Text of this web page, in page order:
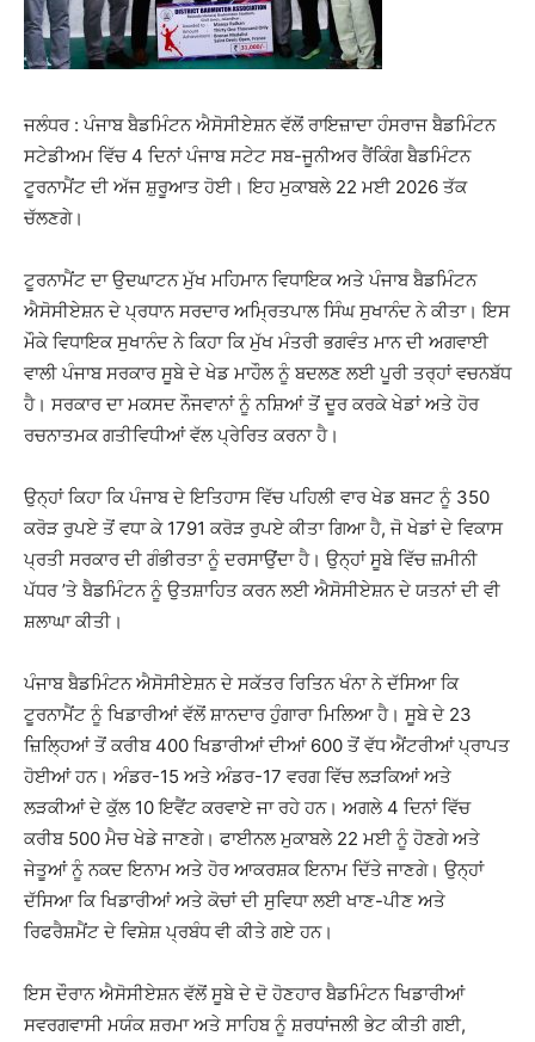
ਜਲੰਧਰ : ਪੰਜਾਬ ਬੈਡਮਿੰਟਨ ਐਸੋਸੀਏਸ਼ਨ ਵੱਲੋਂ ਰਾਇਜ਼ਾਦਾ ਹੰਸਰਾਜ ਬੈਡਮਿੰਟਨ
ਸਟੇਡੀਅਮ ਵਿੱਚ 4 ਦਿਨਾਂ ਪੰਜਾਬ ਸਟੇਟ ਸਬ-ਜੂਨੀਅਰ ਰੈਂਕਿੰਗ ਬੈਡਮਿੰਟਨ
ਟੂਰਨਾਮੈਂਟ ਦੀ ਅੱਜ ਸ਼ੁਰੂਆਤ ਹੋਈ। ਇਹ ਮੁਕਾਬਲੇ 22 ਮਈ 2026 ਤੱਕ
ਚੱਲਣਗੇ।
ਟੂਰਨਾਮੈਂਟ ਦਾ ਉਦਘਾਟਨ ਮੁੱਖ ਮਹਿਮਾਨ ਵਿਧਾਇਕ ਅਤੇ ਪੰਜਾਬ ਬੈਡਮਿੰਟਨ
ਐਸੋਸੀਏਸ਼ਨ ਦੇ ਪ੍ਰਧਾਨ ਸਰਦਾਰ ਅਮ੍ਰਿਤਪਾਲ ਸਿੰਘ ਸੁਖਾਨੰਦ ਨੇ ਕੀਤਾ। ਇਸ
ਮੌਕੇ ਵਿਧਾਇਕ ਸੁਖਾਨੰਦ ਨੇ ਕਿਹਾ ਕਿ ਮੁੱਖ ਮੰਤਰੀ ਭਗਵੰਤ ਮਾਨ ਦੀ ਅਗਵਾਈ
ਵਾਲੀ ਪੰਜਾਬ ਸਰਕਾਰ ਸੂਬੇ ਦੇ ਖੇਡ ਮਾਹੌਲ ਨੂੰ ਬਦਲਣ ਲਈ ਪੂਰੀ ਤਰ੍ਹਾਂ ਵਚਨਬੱਧ
ਹੈ। ਸਰਕਾਰ ਦਾ ਮਕਸਦ ਨੌਜਵਾਨਾਂ ਨੂੰ ਨਸ਼ਿਆਂ ਤੋਂ ਦੂਰ ਕਰਕੇ ਖੇਡਾਂ ਅਤੇ ਹੋਰ
ਰਚਨਾਤਮਕ ਗਤੀਵਿਧੀਆਂ ਵੱਲ ਪ੍ਰੇਰਿਤ ਕਰਨਾ ਹੈ।
ਉਨ੍ਹਾਂ ਕਿਹਾ ਕਿ ਪੰਜਾਬ ਦੇ ਇਤਿਹਾਸ ਵਿੱਚ ਪਹਿਲੀ ਵਾਰ ਖੇਡ ਬਜਟ ਨੂੰ 350
ਕਰੋੜ ਰੁਪਏ ਤੋਂ ਵਧਾ ਕੇ 1791 ਕਰੋੜ ਰੁਪਏ ਕੀਤਾ ਗਿਆ ਹੈ, ਜੋ ਖੇਡਾਂ ਦੇ ਵਿਕਾਸ
ਪ੍ਰਤੀ ਸਰਕਾਰ ਦੀ ਗੰਭੀਰਤਾ ਨੂੰ ਦਰਸਾਉਂਦਾ ਹੈ। ਉਨ੍ਹਾਂ ਸੂਬੇ ਵਿੱਚ ਜ਼ਮੀਨੀ
ਪੱਧਰ ’ਤੇ ਬੈਡਮਿੰਟਨ ਨੂੰ ਉਤਸ਼ਾਹਿਤ ਕਰਨ ਲਈ ਐਸੋਸੀਏਸ਼ਨ ਦੇ ਯਤਨਾਂ ਦੀ ਵੀ
ਸ਼ਲਾਘਾ ਕੀਤੀ।
ਪੰਜਾਬ ਬੈਡਮਿੰਟਨ ਐਸੋਸੀਏਸ਼ਨ ਦੇ ਸਕੱਤਰ ਰਿਤਿਨ ਖੰਨਾ ਨੇ ਦੱਸਿਆ ਕਿ
ਟੂਰਨਾਮੈਂਟ ਨੂੰ ਖਿਡਾਰੀਆਂ ਵੱਲੋਂ ਸ਼ਾਨਦਾਰ ਹੁੰਗਾਰਾ ਮਿਲਿਆ ਹੈ। ਸੂਬੇ ਦੇ 23
ਜ਼ਿਲ੍ਹਿਆਂ ਤੋਂ ਕਰੀਬ 400 ਖਿਡਾਰੀਆਂ ਦੀਆਂ 600 ਤੋਂ ਵੱਧ ਐਂਟਰੀਆਂ ਪ੍ਰਾਪਤ
ਹੋਈਆਂ ਹਨ। ਅੰਡਰ-15 ਅਤੇ ਅੰਡਰ-17 ਵਰਗ ਵਿੱਚ ਲੜਕਿਆਂ ਅਤੇ
ਲੜਕੀਆਂ ਦੇ ਕੁੱਲ 10 ਇਵੈਂਟ ਕਰਵਾਏ ਜਾ ਰਹੇ ਹਨ। ਅਗਲੇ 4 ਦਿਨਾਂ ਵਿੱਚ
ਕਰੀਬ 500 ਮੈਚ ਖੇਡੇ ਜਾਣਗੇ। ਫਾਈਨਲ ਮੁਕਾਬਲੇ 22 ਮਈ ਨੂੰ ਹੋਣਗੇ ਅਤੇ
ਜੇਤੂਆਂ ਨੂੰ ਨਕਦ ਇਨਾਮ ਅਤੇ ਹੋਰ ਆਕਰਸ਼ਕ ਇਨਾਮ ਦਿੱਤੇ ਜਾਣਗੇ। ਉਨ੍ਹਾਂ
ਦੱਸਿਆ ਕਿ ਖਿਡਾਰੀਆਂ ਅਤੇ ਕੋਚਾਂ ਦੀ ਸੁਵਿਧਾ ਲਈ ਖਾਣ-ਪੀਣ ਅਤੇ
ਰਿਫਰੈਸ਼ਮੈਂਟ ਦੇ ਵਿਸ਼ੇਸ਼ ਪ੍ਰਬੰਧ ਵੀ ਕੀਤੇ ਗਏ ਹਨ।
ਇਸ ਦੌਰਾਨ ਐਸੋਸੀਏਸ਼ਨ ਵੱਲੋਂ ਸੂਬੇ ਦੇ ਦੋ ਹੋਣਹਾਰ ਬੈਡਮਿੰਟਨ ਖਿਡਾਰੀਆਂ
ਸਵਰਗਵਾਸੀ ਮਯੰਕ ਸ਼ਰਮਾ ਅਤੇ ਸਾਹਿਬ ਨੂੰ ਸ਼ਰਧਾਂਜਲੀ ਭੇਟ ਕੀਤੀ ਗਈ,